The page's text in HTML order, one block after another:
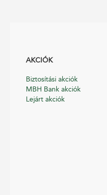
AKCIÓK
Biztosítási akciók
MBH Bank akciók
Lejárt akciók